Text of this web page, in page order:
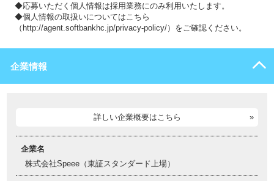
◆応募いただく個人情報は採用業務にのみ利用いたします。
◆個人情報の取扱いについてはこちら
（http://agent.softbankhc.jp/privacy-policy/）をご確認ください。
企業情報
詳しい企業概要はこちら
企業名
株式会社Speee（東証スタンダード上場）